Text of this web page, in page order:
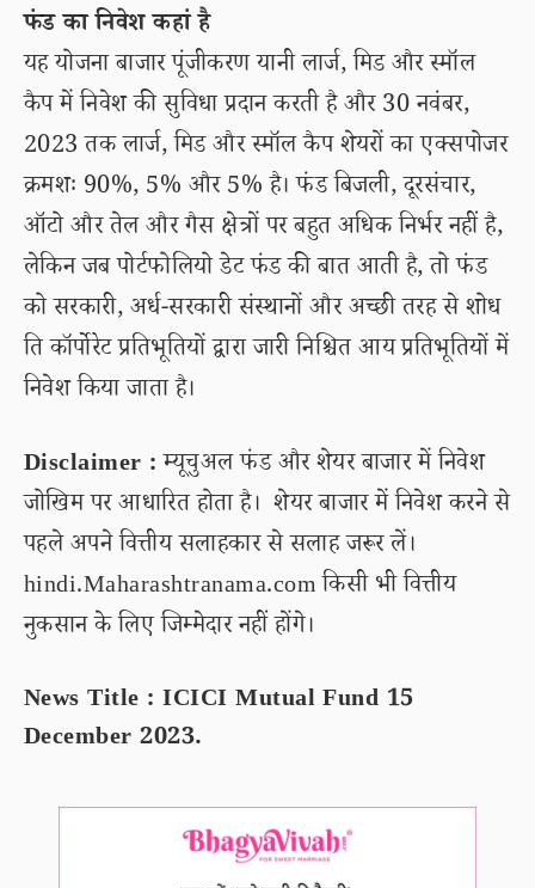
फंड का निवेश कहां है
यह योजना बाजार पूंजीकरण यानी लार्ज, मिड और स्मॉल
कैप में निवेश की सुविधा प्रदान करती है और 30 नवंबर,
2023 तक लार्ज, मिड और स्मॉल कैप शेयरों का एक्सपोजर
क्रमशः 90%, 5% और 5% है। फंड बिजली, दूरसंचार,
ऑटो और तेल और गैस क्षेत्रों पर बहुत अधिक निर्भर नहीं है,
लेकिन जब पोर्टफोलियो डेट फंड की बात आती है, तो फंड
को सरकारी, अर्ध-सरकारी संस्थानों और अच्छी तरह से शोध
ति कॉर्पोरेट प्रतिभूतियों द्वारा जारी निश्चित आय प्रतिभूतियों में
निवेश किया जाता है।
Disclaimer :म्यूचुअल फंड और शेयर बाजार में निवेश
जोखिम पर आधारित होता है। शेयर बाजार में निवेश करने से
पहले अपने वित्तीय सलाहकार से सलाह जरूर लें।
hindi.Maharashtranama.com किसी भी वित्तीय
नुकसान के लिए जिम्मेदार नहीं होंगे।
News Title : ICICI Mutual Fund 15
December 2023.